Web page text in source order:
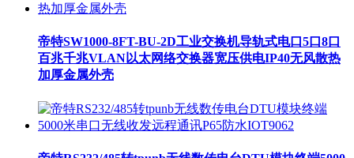
帝特SW1000-8FT-BU-2D工业交换机导轨式电口5口8口
百兆千兆VLAN以太网络交换器宽压供电IP40无风散热
加厚金属外壳